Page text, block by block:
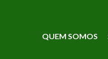
QUEM SOMOS